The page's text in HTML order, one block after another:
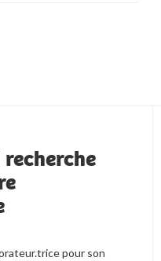
recherche
pour son